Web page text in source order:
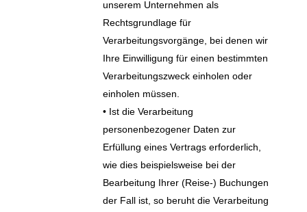
unserem Unternehmen als
Rechtsgrundlage für
Verarbeitungsvorgänge, bei denen wir
Ihre Einwilligung für einen bestimmten
Verarbeitungszweck einholen oder
einholen müssen.
• Ist die Verarbeitung
personenbezogener Daten zur
Erfüllung eines Vertrags erforderlich,
wie dies beispielsweise bei der
Bearbeitung Ihrer (Reise-) Buchungen
der Fall ist, so beruht die Verarbeitung